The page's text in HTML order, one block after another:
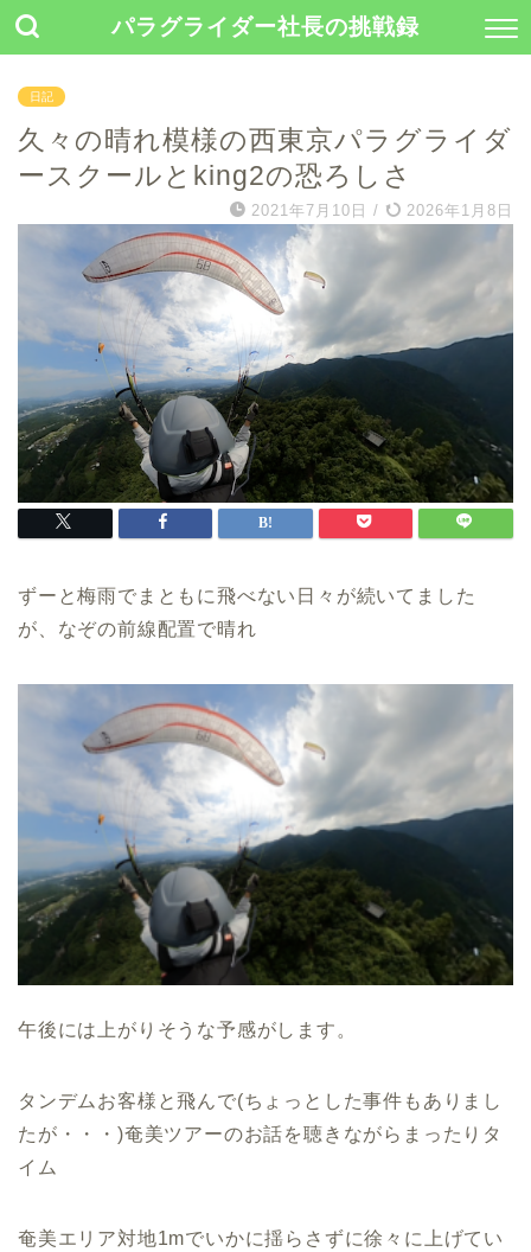
パラグライダー社長の挑戦録
日記
久々の晴れ模様の西東京パラグライダ
ースクールとking2の恐ろしさ
2021年7月10日 / 2026年1月8日
ずーと梅雨でまともに飛べない日々が続いてました
が、なぞの前線配置で晴れ
午後には上がりそうな予感がします。
タンデムお客様と飛んで(ちょっとした事件もありまし
たが・・・)奄美ツアーのお話を聴きながらまったりタ
イム
奄美エリア対地1mでいかに揺らさずに徐々に上げてい